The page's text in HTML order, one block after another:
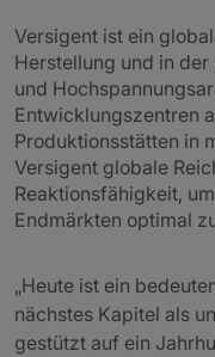
Versigent ist ein
Herstellung und in
und
Entwicklungszentren
Produktionsstätten in
Versigent globale
Reaktionsfähigkeit,
Endmärkten optimal
„Heute ist ein
nächstes Kapitel als
gestützt auf ein